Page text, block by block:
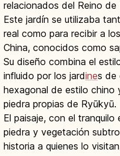
relacionados del Reino de
Este jardín se utilizaba
real como para recibir a
China, conocidos como
Su diseño combina el
influido por los jardines de
hexagonal de estilo chino
piedra propias de Ryūkyū.
El paisaje, con el tranquilo
piedra y vegetación
historia a quienes lo